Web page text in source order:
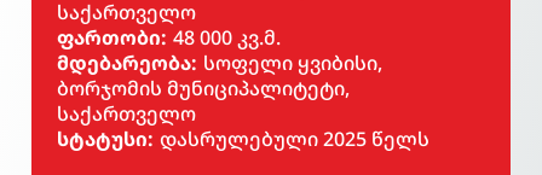
საქართველო
ფართობი: 48 000 კვ.მ.
მდებარეობა: სოფელი ყვიბისი,
ბორჯომის მუნიციპალიტეტი,
საქართველო
სტატუსი: დასრულებული 2025 წელს